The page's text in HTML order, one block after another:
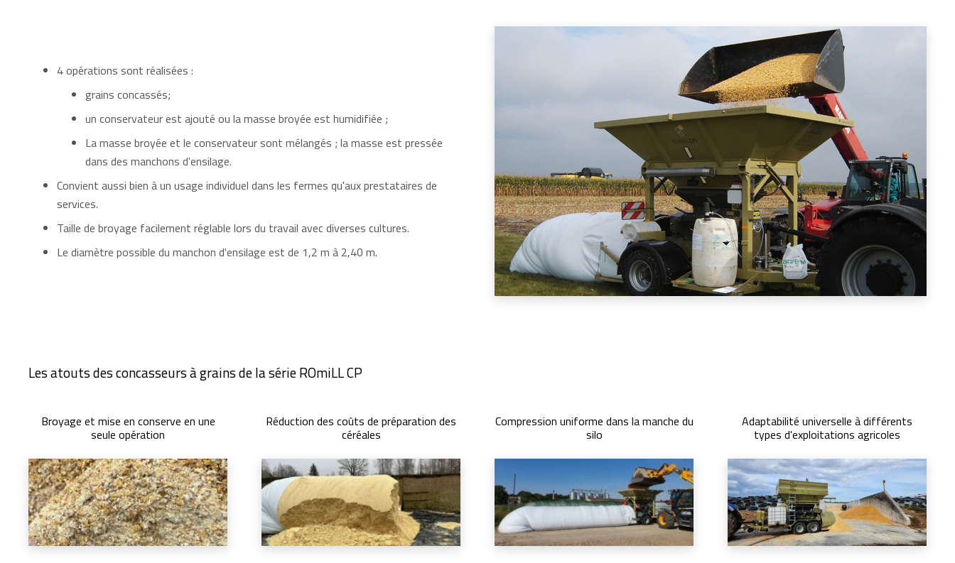
4 opérations sont réalisées :
grains concassés;
un conservateur est ajouté ou la masse broyée est humidifiée ;
La masse broyée et le conservateur sont mélangés ; la masse est pressée
dans des manchons d'ensilage.
Convient aussi bien à un usage individuel dans les fermes qu'aux prestataires de
services.
Taille de broyage facilement réglable lors du travail avec diverses cultures.
Le diamètre possible du manchon d'ensilage est de 1,2 m à 2,40 m.
Les atouts des concasseurs à grains de la série ROmiLL CP
Broyage et mise en conserve en une
seule opération
Réduction des coûts de préparation des
céréales
Compression uniforme dans la manche du
silo
Adaptabilité universelle à différents
types d'exploitations agricoles